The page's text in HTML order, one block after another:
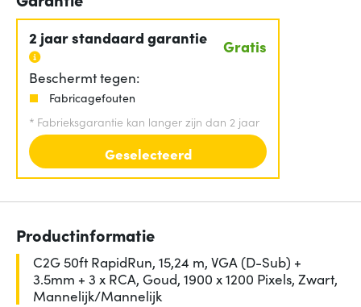
2 jaar standaard garantie Gratis
Beschermt tegen:
Fabricagefouten
* Fabrieksgarantie kan langer zijn dan 2 jaar
Geselecteerd
Productinformatie
C2G 50ft RapidRun, 15,24 m, VGA (D-Sub) +
3.5mm + 3 x RCA, Goud, 1900 x 1200 Pixels, Zwart,
Mannelijk/Mannelijk